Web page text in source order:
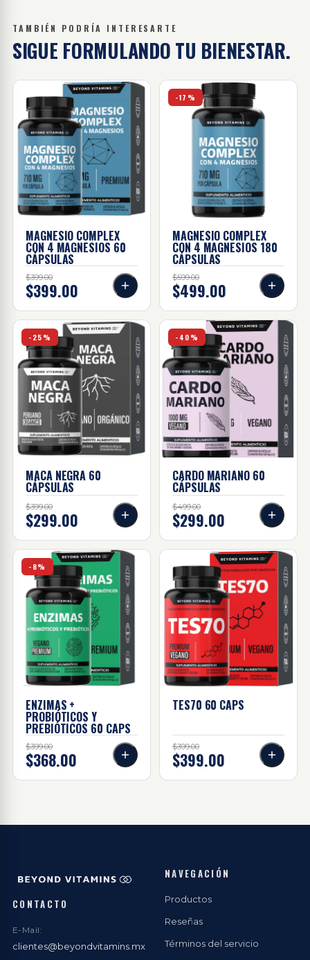
TAMBIÉN PODRÍA INTERESARTE
SIGUE FORMULANDOTU BIENESTAR.
Magnesio complex con 4 magnesios - 60 cápsulas
MAGNESIO COMPLEX
CON 4 MAGNESIOS 60
CÁPSULAS
$399.00
$399.00
Magnesio complex con 4
-17%
MAGNESIO COMPLEX
CON 4 MAGNESIOS 180
CÁPSULAS
$599.00
$499.00
Maca negra - 60 cápsulas
-25%
MACA NEGRA 60
CÁPSULAS
$399.00
$299.00
Cardo Mariano - 60
-40%
CARDO MARIANO 60
CÁPSULAS
$499.00
$299.00
Enzimas + probióticos Y prebióticos 60 Caps
-8%
ENZIMAS +
PROBIÓTICOS Y
PREBIÓTICOS 60 CAPS
$399.00
$368.00
TES70 60 caps
TES70 60 CAPS
$399.00
$399.00
CONTACTO
E-Mail:
clientes@beyondvitamins.mx
NAVEGACIÓN
Productos
Reseñas
Términos del servicio